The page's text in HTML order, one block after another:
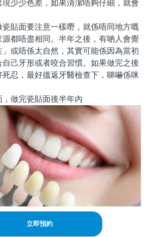
少少色差，如果清潔唔夠仔細，就會
面要注意一樣嘢，就係唔同地方嘅
都唔盡相同。半年之後，有啲人會覺
或唔係太自然，其實可能係因為當初
己牙形或者咬合習慣。如果做完之後
忍，最好搵返牙醫檢查下，睇嚇係咪
做完瓷貼面後半年內
立即預約